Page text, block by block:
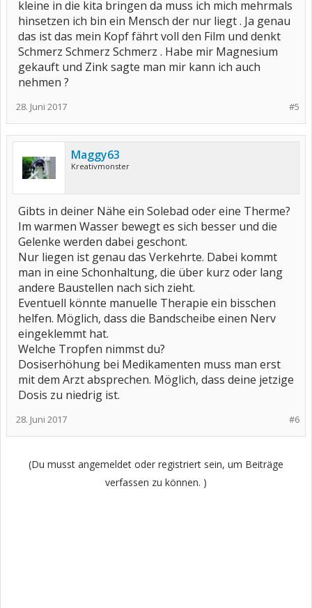
kleine in die kita bringen da muss ich mich mehrmals
hinsetzen ich bin ein Mensch der nur liegt . Ja genau
das ist das mein Kopf fährt voll den Film und denkt
Schmerz Schmerz Schmerz . Habe mir Magnesium
gekauft und Zink sagte man mir kann ich auch
nehmen ?
#5
28. Juni 2017
Maggy63
Kreativmonster
Gibts in deiner Nähe ein Solebad oder eine Therme?
Im warmen Wasser bewegt es sich besser und die
Gelenke werden dabei geschont.
Nur liegen ist genau das Verkehrte. Dabei kommt
man in eine Schonhaltung, die über kurz oder lang
andere Baustellen nach sich zieht.
Eventuell könnte manuelle Therapie ein bisschen
helfen. Möglich, dass die Bandscheibe einen Nerv
eingeklemmt hat.
Welche Tropfen nimmst du?
Dosiserhöhung bei Medikamenten muss man erst
mit dem Arzt absprechen. Möglich, dass deine jetzige
Dosis zu niedrig ist.
#6
28. Juni 2017
(Du musst angemeldet oder registriert sein, um Beiträge
verfassen zu können. )